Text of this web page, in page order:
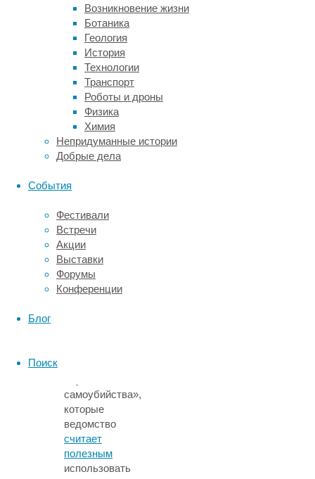
Возникновение жизни
Ботаника
Геология
История
Технологии
Транспорт
Роботы и дроны
Физика
Химия
Непридуманные истории
Добрые дела
События
Фестивали
Встречи
Акции
Выставки
Форумы
Конференции
Блог
Поиск
группах,
пропагандирующих
суицидальное
поведение
среди
детей
подростков
интернете.
напомнил
разработанных
в
2016
году
«Рекомендациях
по
самоубийства»,
которые
ведомство
считает
полезным
использовать